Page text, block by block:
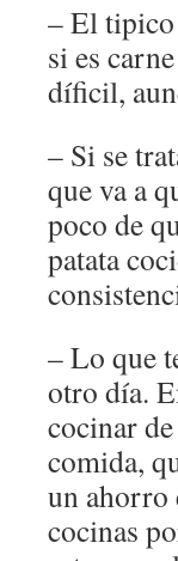
– El tipico
si es
díficil,
– Si se
que va a
poco de
patata
– Lo que
otro día.
cocinar
comida,
un ahorro
cocinas